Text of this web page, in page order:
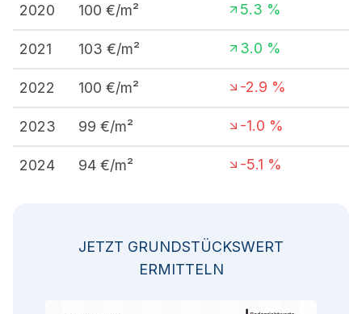
2020 100 €/m² 5.3 %
2021 103 €/m² 3.0 %
2022 100 €/m² -2.9 %
2023 99 €/m² -1.0 %
2024 94 €/m² -5.1 %
JETZT GRUNDSTÜCKSWERT
ERMITTELN